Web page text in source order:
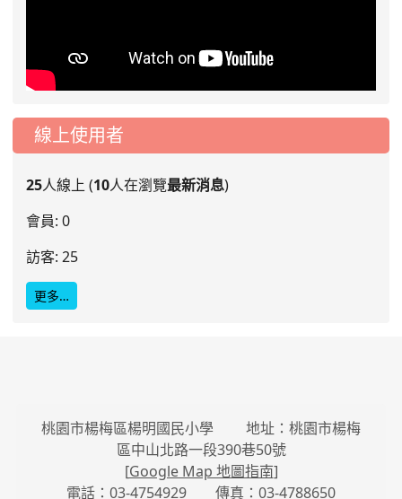
線上使用者
25人線上 (10人在瀏覽最新消息)
會員: 0
訪客: 25
更多…
桃園市楊梅區楊明國民小學 地址：桃園市楊梅
區中山北路一段390巷50號
[Google Map 地圖指南]
電話：03-4754929 傳真：03-4788650